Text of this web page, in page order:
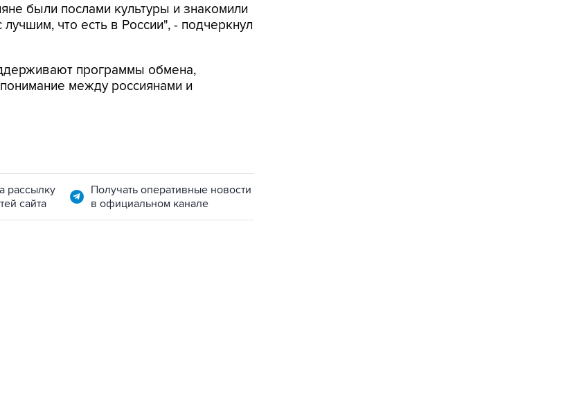
были послами культуры и знакомили
что есть в России", - подчеркнул
программы обмена,
между россиянами и
рассылку
сайта
Получать оперативные новости
в официальном канале